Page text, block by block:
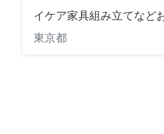
イケア家具組み立てなど
東京都